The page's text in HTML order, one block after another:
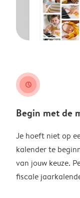
clock
Begin met de
Je hoeft niet op
kalender te
van jouw keuze.
fiscale